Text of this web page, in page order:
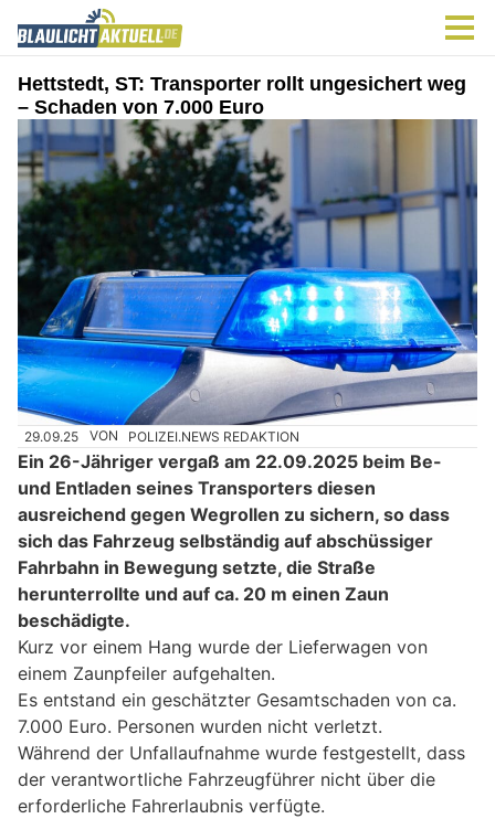
Hettstedt, ST: Transporter rollt ungesichert weg
– Schaden von 7.000 Euro
29.09.25 VON POLIZEI.NEWS REDAKTION
Ein 26-Jähriger vergaß am 22.09.2025 beim Be-
und Entladen seines Transporters diesen
ausreichend gegen Wegrollen zu sichern, so dass
sich das Fahrzeug selbständig auf abschüssiger
Fahrbahn in Bewegung setzte, die Straße
herunterrollte und auf ca. 20 m einen Zaun
beschädigte.
Kurz vor einem Hang wurde der Lieferwagen von
einem Zaunpfeiler aufgehalten.
Es entstand ein geschätzter Gesamtschaden von ca.
7.000 Euro. Personen wurden nicht verletzt.
Während der Unfallaufnahme wurde festgestellt, dass
der verantwortliche Fahrzeugführer nicht über die
erforderliche Fahrerlaubnis verfügte.